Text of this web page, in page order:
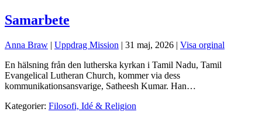
Samarbete
Anna Braw | Uppdrag Mission | 31 maj, 2026 | Visa orginal
En hälsning från den lutherska kyrkan i Tamil Nadu, Tamil
Evangelical Lutheran Church, kommer via dess
kommunikationsansvarige, Satheesh Kumar. Han…
Kategorier: Filosofi, Idé & Religion